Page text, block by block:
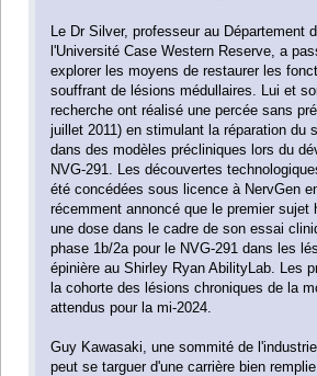
Le Dr Silver, professeur au Département
l'Université Case Western Reserve, a
explorer les moyens de restaurer les
souffrant de lésions médullaires. Lui et
recherche ont réalisé une percée sans
juillet 2011) en stimulant la réparation du
dans des modèles précliniques lors du
NVG-291. Les découvertes
été concédées sous licence à NervGen
récemment annoncé que le premier sujet
une dose dans le cadre de son essai
phase 1b/2a pour le NVG-291 dans les
épinière au Shirley Ryan AbilityLab. Les
la cohorte des lésions chroniques de la
attendus pour la mi-2024.
Guy Kawasaki, une sommité de
peut se targuer d'une carrière bien